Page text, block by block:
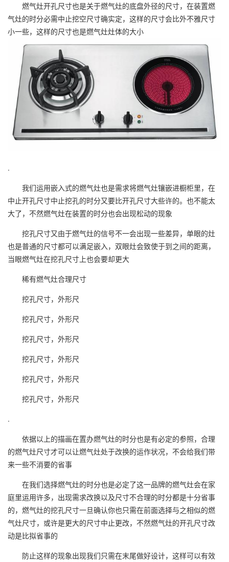
燃气灶开孔尺寸也是关于燃气灶的底盘外径的尺寸，在装置燃
气灶的时分必需中止挖空尺寸确实定，这样的尺寸会比外不雅尺寸
小一些，这样的尺寸也是燃气灶灶体的大小
.
我们运用嵌入式的燃气灶也是需求将燃气灶镶嵌进橱柜里，在
中止开孔尺寸中止挖孔的时分又要比开孔尺寸大些许的。也不能太
大了，不然燃气灶在装置的时分也会出现松动的现象
挖孔尺寸又由于燃气灶的信号不一会出现一些差异，单眼的灶
也是普通的尺寸都可以满足嵌入，双眼灶会致使于到之间的距离，
当眼燃气灶在挖孔尺寸上也会要却更大
稀有燃气灶合理尺寸
挖孔尺寸，外形尺
挖孔尺寸，外形尺
挖孔尺寸，外形尺
挖孔尺寸，外形尺
挖孔尺寸，外形尺
挖孔尺寸，外形尺
.
依据以上的描画在置办燃气灶的时分也是有必定的参照，合理
的燃气灶尺寸才可以让燃气灶处于改换的运作状况，不会给我们带
来一些不消要的省事
在我们选择燃气灶的时分也是必定了这一品牌的燃气灶会在家
庭里运用许多，出现需求改换以及尺寸不合理的时分都是十分省事
的，燃气灶的挖孔尺寸一旦确认你也只需在前面选择与之相似的燃
气灶尺寸，或许是更大的尺寸中止更改，不然燃气灶的开孔尺寸改
动是比拟省事的
防止这样的现象出现我们只需在末尾做好设计，这样可以有效